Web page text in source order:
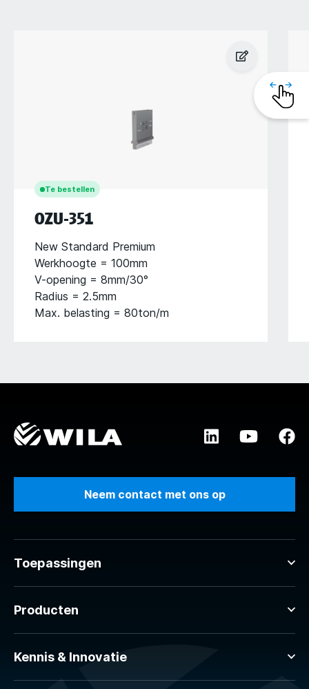
Te bestellen
OZU-351
New Standard Premium
Werkhoogte = 100mm
V-opening = 8mm/30°
Radius = 2.5mm
Max. belasting = 80ton/m
Neem contact met ons op
Toepassingen
Producten
Kennis & Innovatie